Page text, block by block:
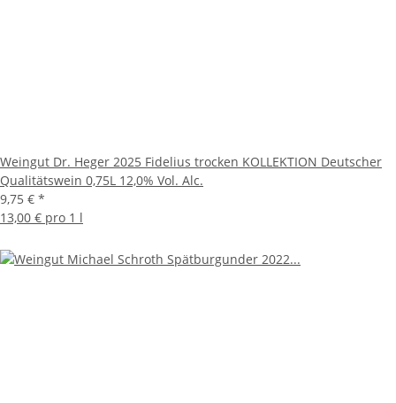
Weingut Dr. Heger 2025 Fidelius trocken KOLLEKTION Deutscher
Qualitätswein 0,75L 12,0% Vol. Alc.
9,75 € *
13,00 € pro 1 l